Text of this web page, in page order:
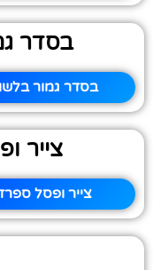
בסדר
בסדר גמור
צייר
צייר ופסל